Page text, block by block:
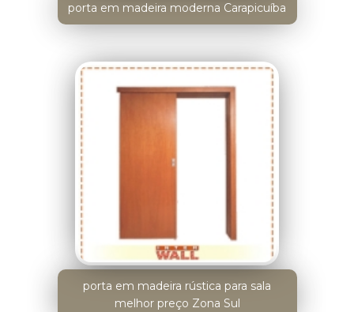
porta em madeira moderna Carapicuíba
porta em madeira rústica para sala
melhor preço Zona Sul